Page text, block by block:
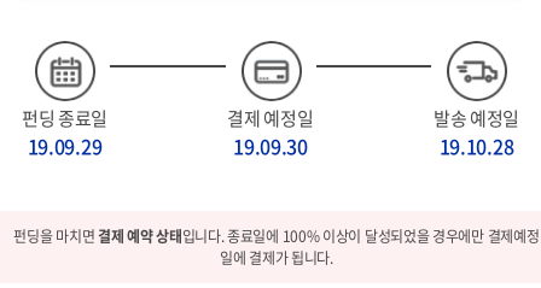
펀딩 종료일
19.09.29
결제 예정일
19.09.30
발송 예정일
19.10.28
펀딩을 마치면결제 예약 상태입니다. 종료일에 100% 이상이 달성되었을 경우에만 결제예정
일에 결제가 됩니다.